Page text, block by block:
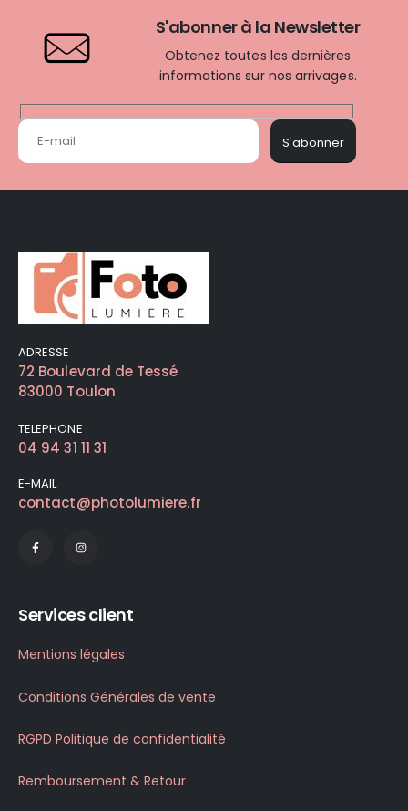
S'abonner à la Newsletter
Obtenez toutes les dernières
informations sur nos arrivages.
S'abonner
ADRESSE
72 Boulevard de Tessé
83000 Toulon
TELEPHONE
04 94 31 11 31
E-MAIL
contact@photolumiere.fr
Services client
Mentions légales
Conditions Générales de vente
RGPD Politique de confidentialité
Remboursement & Retour